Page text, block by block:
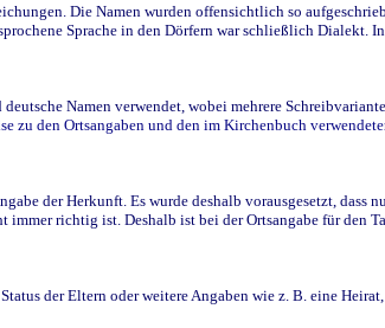
Die Namen wurden offensichtlich so
Sprache in den Dörfern war schließlich
Namen verwendet, wobei mehrere
zu den Ortsangaben und den im Kirchenbuch
der Herkunft. Es wurde deshalb vorausgesetzt,
richtig ist. Deshalb ist bei der Ortsangabe für den
der Eltern oder weitere Angaben wie z. B. eine